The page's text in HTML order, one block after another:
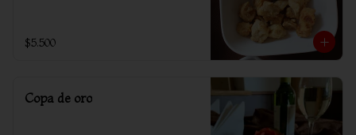
$5.500
Copa de oro